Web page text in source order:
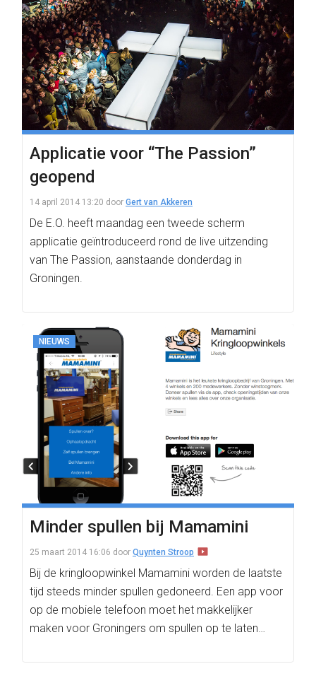
Applicatie voor “The Passion”
geopend
14 april 2014 13:20 door Gert van Akkeren
De E.O. heeft maandag een tweede scherm
applicatie geïntroduceerd rond de live uitzending
van The Passion, aanstaande donderdag in
Groningen.
NIEUWS
Minder spullen bij Mamamini
25 maart 2014 16:06 door Quynten Stroop
Bij de kringloopwinkel Mamamini worden de laatste
tijd steeds minder spullen gedoneerd. Een app voor
op de mobiele telefoon moet het makkelijker
maken voor Groningers om spullen op te laten…